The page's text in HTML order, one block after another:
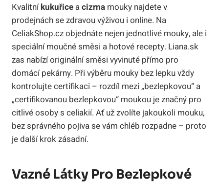
Kvalitníkukuřice acizrna mouky najdete v
prodejnách se zdravou výživou i online. Na
CeliakShop.cz objednáte nejen jednotlivé mouky, ale i
speciální moučné směsi a hotové recepty. Liana.sk
zas nabízí originální směsi vyvinuté přímo pro
domácí pekárny. Při výběru mouky bez lepku vždy
kontrolujte certifikaci – rozdíl mezi „bezlepkovou“ a
„certifikovanou bezlepkovou“ moukou je značný pro
citlivé osoby s celiakií. Ať už zvolíte jakoukoli mouku,
bez správného pojiva se vám chléb rozpadne – proto
je další krok zásadní.
Vazné Látky Pro Bezlepkové